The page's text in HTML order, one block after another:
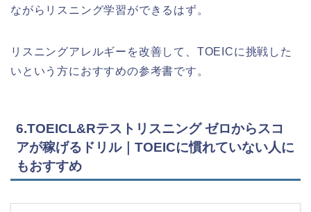
ながらリスニング学習ができるはず。
リスニングアレルギーを改善して、TOEICに挑戦した
いという方におすすめの参考書です。
6.TOEICL&Rテストリスニング ゼロからスコ
アが稼げるドリル｜TOEICに慣れていない人に
もおすすめ